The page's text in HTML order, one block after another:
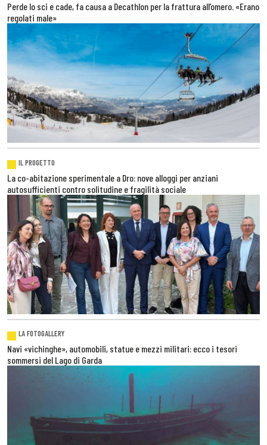
Perde lo sci e cade, fa causa a Decathlon per la frattura all’omero. «Erano
regolati male»
IL PROGETTO
La co-abitazione sperimentale a Dro: nove alloggi per anziani
autosufficienti contro solitudine e fragilità sociale
LA FOTOGALLERY
Navi «vichinghe», automobili, statue e mezzi militari: ecco i tesori
sommersi del Lago di Garda